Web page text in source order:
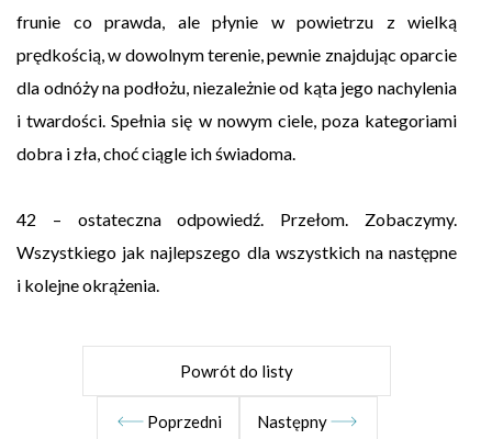
frunie co prawda, ale płynie w powietrzu z wielką
prędkością, w dowolnym terenie, pewnie znajdując oparcie
dla odnóży na podłożu, niezależnie od kąta jego nachylenia
i twardości. Spełnia się w nowym ciele, poza kategoriami
dobra i zła, choć ciągle ich świadoma.
42 – ostateczna odpowiedź. Przełom. Zobaczymy.
Wszystkiego jak najlepszego dla wszystkich na następne
i kolejne okrążenia.
Poprzedni
Powrót do listy
Następny